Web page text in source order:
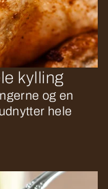
kylling
og en
hele